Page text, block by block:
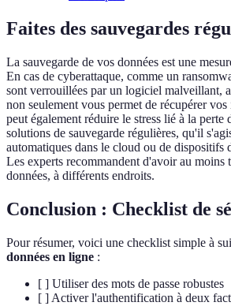
Faites des sauvegardes
La sauvegarde de vos données est une
En cas de cyberattaque, comme un
sont verrouillées par un logiciel malveillant,
non seulement vous permet de récupérer
peut également réduire le stress lié à la perte
solutions de sauvegarde régulières, qu'il
automatiques dans le cloud ou de dispositifs
Les experts recommandent d'avoir au moins
données, à différents endroits.
Conclusion : Checklist de
Pour résumer, voici une checklist simple à
données en ligne :
[ ] Utiliser des mots de passe robustes
[ ] Activer l'authentification à deux